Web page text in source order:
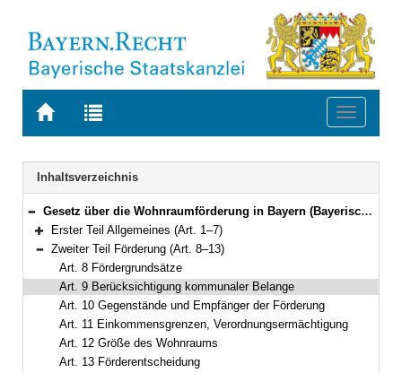
Zur
BAYERN.RECHT
Zur
letzten
Suche
Toggle
Navigation
Inhaltsverzeichnis
Bereich reduzieren
Gesetz über die Wohnraumförderung in Bayern (Bayerisches Wohnraumförderungsgesetz – BayWoFG) Vom 10. April 2007 (GVBl. S. 260) BayRS 2330-2-B (Art. 1–25)
Bereich erweitern
Erster Teil Allgemeines (Art. 1–7)
Bereich reduzieren
Zweiter Teil Förderung (Art. 8–13)
Art. 8 Fördergrundsätze
Art. 9 Berücksichtigung kommunaler Belange
Art. 10 Gegenstände und Empfänger der Förderung
Art. 11 Einkommensgrenzen, Verordnungsermächtigung
Art. 12 Größe des Wohnraums
Art. 13 Förderentscheidung